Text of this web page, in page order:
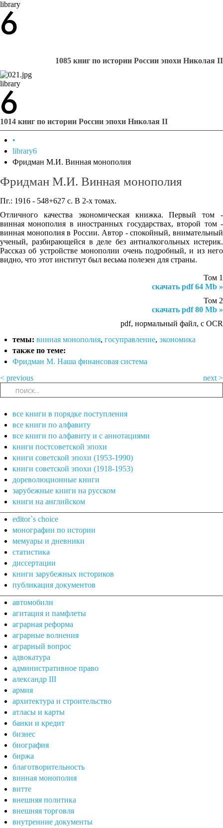
library
1085 книг по истории России эпохи Николая II
library
1014 книг по истории России эпохи Николая II
•
library6
Фридман М.И. Винная монополия
Фридман М.И. Винная монополия
Пг.: 1916 - 548+627 с. В 2-х томах.
Отличного качества экономическая книжка. Первый том -
винная монополия в иностранных государствах, второй том -
винная монополия в России. Автор - спокойный, внимательный
ученый, разбирающейся в деле без антиалкогольных истерик.
Рассказ об устройстве монополии очень подробный, и из него
видно, что этот институт был весьма полезен для страны.
Том 1
скачать pdf 64 Mb »
Том 2
скачать pdf 80 Mb »
pdf, нормальный файл, с OCR
темы: винная монополия, госуправление, экономика
также по теме:
Фридман М. Наша финансовая система
< previous
next >
все книги в порядке поступления
все книги по алфавиту
все книги по алфавиту и с аннотациями
книги постсоветской эпохи
книги советской эпохи (1953-1990)
книги советской эпохи (1918-1953)
дореволюционные книги
зарубежные книги на русском
книги на английском
editor`s choice
монографии по истории
мемуары и дневники
статистика
диссертации
книги зарубежных историков
публикация документов
автомобили
агитация и памфлеты
аграрная реформа
аграрные волнения
аграрный вопрос
адвокатура
административное право
александр III
армия
архитектура и строительство
атласы и карты
банки и кредит
бизнес
биография
биржа
благотворительность
винная монополия
витте
внешняя политика
внешняя торговля
внутренние документы